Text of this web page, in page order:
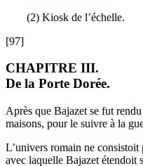
(2) Kiosk de l’échelle.
[97]
CHAPITRE III.
De la Porte Dorée.
Après que Bajazet se fut
maisons, pour le suivre à la
L’univers romain ne
avec laquelle Bajazet étendoit